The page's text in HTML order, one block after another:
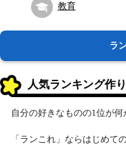
教育
ラ
人気ランキング作
自分の好きなものの1位が
「ランこれ」ならはじめて